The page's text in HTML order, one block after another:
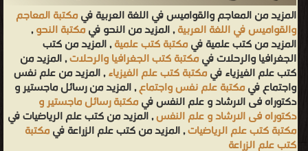
المزيد من المعاجم والقواميس في اللغة العربية فيمكتبة المعاجم
والقواميس في اللغة العربية, المزيد من النحو فيمكتبة النحو,
المزيد من كتب علمية فيمكتبة كتب علمية, المزيد من كتب
الجغرافيا والرحلات فيمكتبة كتب الجغرافيا والرحلات, المزيد من
كتب علم الفيزياء فيمكتبة كتب علم الفيزياء, المزيد من علم نفس
واجتماع فيمكتبة علم نفس واجتماع, المزيد من رسائل ماجستير و
دكتوراه فى الارشاد و علم النفس فيمكتبة رسائل ماجستير و
دكتوراه فى الارشاد و علم النفس, المزيد من كتب علم الرياضيات في
مكتبة كتب علم الرياضيات, المزيد من كتب علم الزراعة فيمكتبة
كتب علم الزراعة